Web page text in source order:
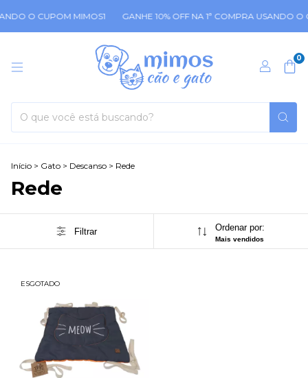
O CUPOM MIMOS1 GANHE 10% OFF NA 1ª COMPRA USANDO O
0
Início > Gato > Descanso > Rede
Rede
Filtrar Ordenar por:
Mais vendidos
ESGOTADO